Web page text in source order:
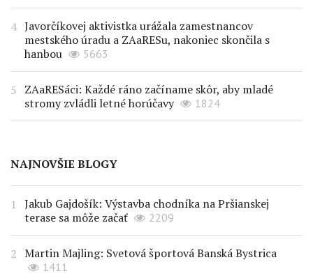
Javorčíkovej aktivistka urážala zamestnancov
mestského úradu a ZAaRESu, nakoniec skončila s
hanbou
5663
ZAaRESáci: Každé ráno začíname skôr, aby mladé
stromy zvládli letné horúčavy
1824
NAJNOVŠIE BLOGY
Jakub Gajdošík: Výstavba chodníka na Pršianskej
terase sa môže začať
2209
Martin Majling: Svetová športová Banská Bystrica
1411